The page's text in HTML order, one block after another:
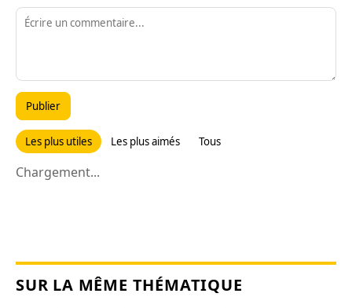
Publier
Les plus utiles Les plus aimés Tous
Chargement...
SUR LA MÊME THÉMATIQUE